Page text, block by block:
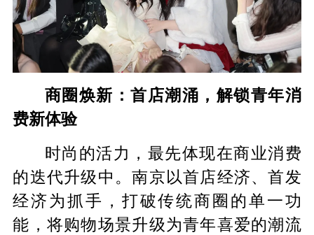
商圈焕新：首店潮涌，解锁青年消
费新体验
时尚的活力，最先体现在商业消费
的迭代升级中。南京以首店经济、首发
经济为抓手，打破传统商圈的单一功
能，将购物场景升级为青年喜爱的潮流